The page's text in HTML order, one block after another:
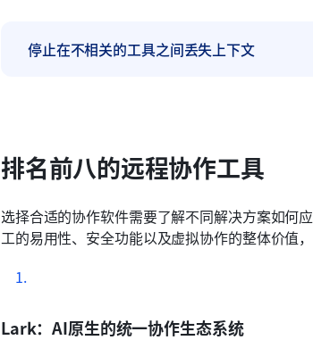
停止在不相关的工具之间丢失上下文
排名前八的远程协作工具
选择合适的协作软件需要了解不同解决方案如何
工的易用性、安全功能以及虚拟协作的整体价值
Lark：AI原生的统一协作生态系统